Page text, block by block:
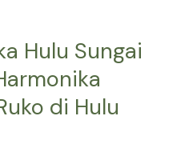
Hulu Sungai
di Hulu